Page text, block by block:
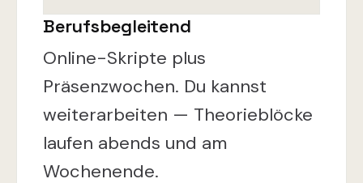
Berufsbegleitend
Online-Skripte plus
Präsenzwochen. Du kannst
weiterarbeiten — Theorieblöcke
laufen abends und am
Wochenende.